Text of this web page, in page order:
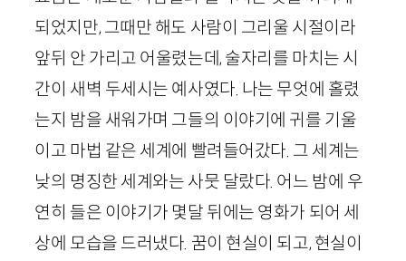
되었지만, 그때만 해도 사람이 그리울 시절이라
앞뒤 안 가리고 어울렸는데, 술자리를 마치는 시
간이 새벽 두세시는 예사였다. 나는 무엇에 홀렸
는지 밤을 새워가며 그들의 이야기에 귀를 기울
이고 마법 같은 세계에 빨려들어갔다. 그 세계는
낮의 명징한 세계와는 사뭇 달랐다. 어느 밤에 우
연히 들은 이야기가 몇달 뒤에는 영화가 되어 세
상에 모습을 드러냈다. 꿈이 현실이 되고, 현실이